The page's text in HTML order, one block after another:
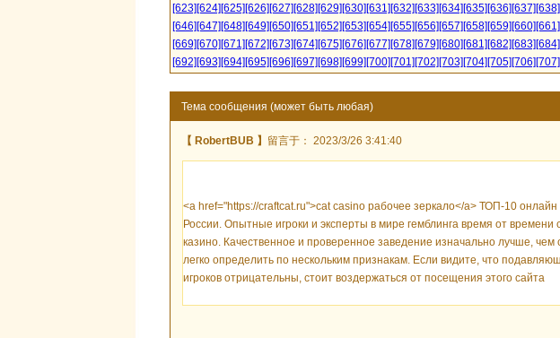
[623][624][625][626][627][628][629][630][631][632][633][634][635][636][637][638]
[646][647][648][649][650][651][652][653][654][655][656][657][658][659][660][661]
[669][670][671][672][673][674][675][676][677][678][679][680][681][682][683][684]
[692][693][694][695][696][697][698][699][700][701][702][703][704][705][706][707]
Тема сообщения (может быть любая)
【 RobertBUB 】 留言于： 2023/3/26 3:41:40
<a href="https://craftcat.ru">cat casino рабочее зеркало</a> ТОП-10 онлайн
России. Опытные игроки и эксперты в мире гемблинга время от времени
казино. Качественное и проверенное заведение изначально лучше, чем
легко определить по нескольким признакам. Если видите, что
игроков отрицательны, стоит воздержаться от посещения этого сайта